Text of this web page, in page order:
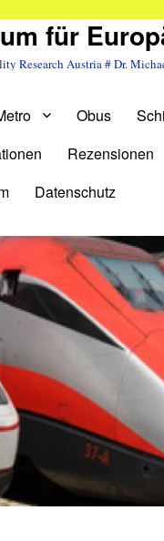
für
Research Austria # Dr.
Obus
Rezensionen
Datenschutz